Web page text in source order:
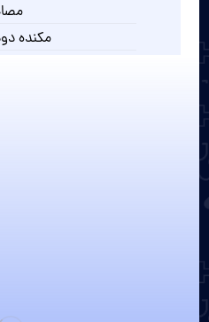
مکنده